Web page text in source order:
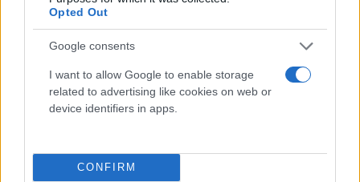
Opted Out
Google consents
I want to allow Google to enable storage
related to advertising like cookies on web or
device identifiers in apps.
CONFIRM
Ζητούμενο είναι, έστω και την ύστατη στιγμή, να